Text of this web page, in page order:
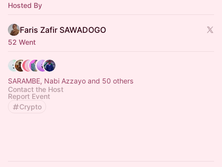
Hosted By
Faris Zafir SAWADOGO
52 Went
SARAMBE, Nabi Azzayo and 50 others
Contact the Host
Report Event
Crypto